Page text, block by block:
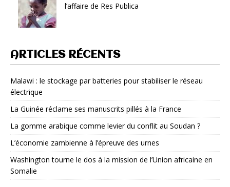
l’affaire de Res Publica
ARTICLES RÉCENTS
Malawi : le stockage par batteries pour stabiliser le réseau
électrique
La Guinée réclame ses manuscrits pillés à la France
La gomme arabique comme levier du conflit au Soudan ?
L’économie zambienne à l’épreuve des urnes
Washington tourne le dos à la mission de l’Union africaine en
Somalie